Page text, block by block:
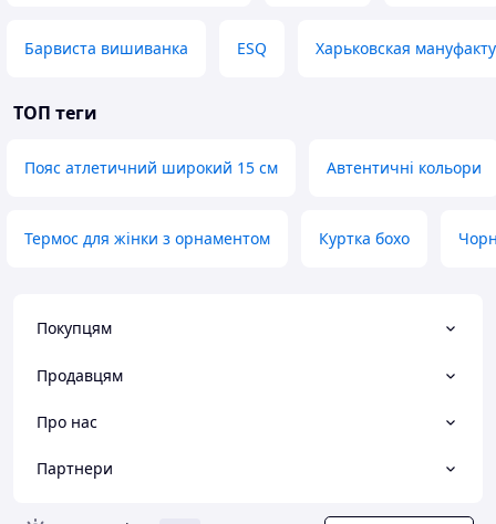
Барвиста вишиванка ESQ Харьковская
ТОП теги
Пояс атлетичний широкий 15 см Автентичні кольори
Термос для жінки з орнаментом Куртка бохо
Покупцям
Продавцям
Про нас
Партнери